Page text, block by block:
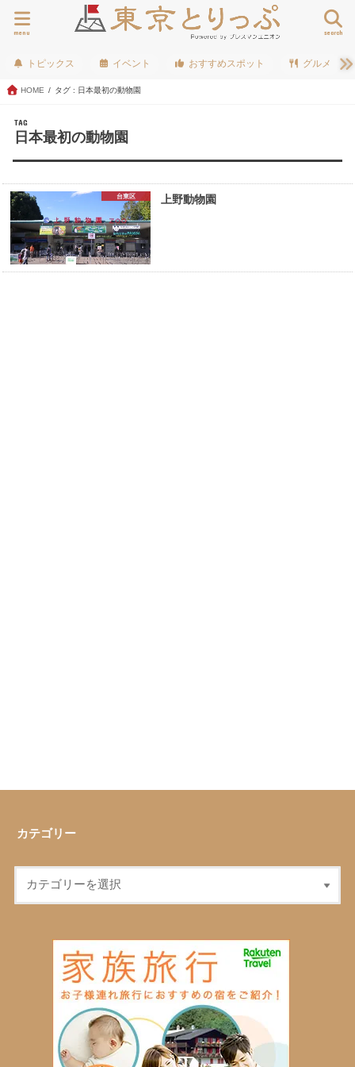
search
menu
トピックス イベント おすすめスポット グルメ
HOME タグ : 日本最初の動物園
TAG
日本最初の動物園
台東区 上野動物園
カテゴリー